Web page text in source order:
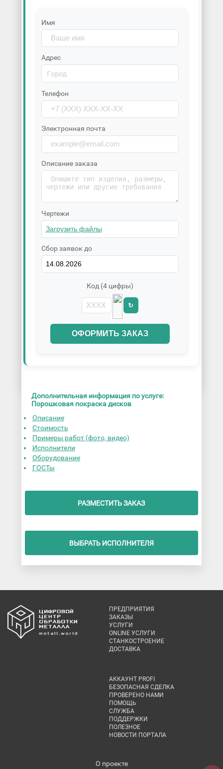
Имя
Адрес
Телефон
Электронная почта
Описание заказа
Чертежи
Сбор заявок до
Код (4 цифры)
↻
ОФОРМИТЬ ЗАКАЗ
Дополнительная информация по услуге:
Порошковая покраска дисков
Описание
Стоимость
Примеры работ (фото, видео)
Исполнители
Оборудование
ГОСТы
РАЗМЕСТИТЬ ЗАКАЗ
ВЫБРАТЬ ИСПОЛНИТЕЛЯ
ПРЕДПРИЯТИЯ
ЗАКАЗЫ
УСЛУГИ
ONLINE УСЛУГИ
СТАНКОСТРОЕНИЕ
ДОСТАВКА
АККАУНТ PROFI
БЕЗОПАСНАЯ СДЕЛКА
ПРОВЕРЕНО НАМИ
ПОМОЩЬ
СЛУЖБА
ПОДДЕРЖКИ
ПОЛЕЗНОЕ
НОВОСТИ ПОРТАЛА
О проекте